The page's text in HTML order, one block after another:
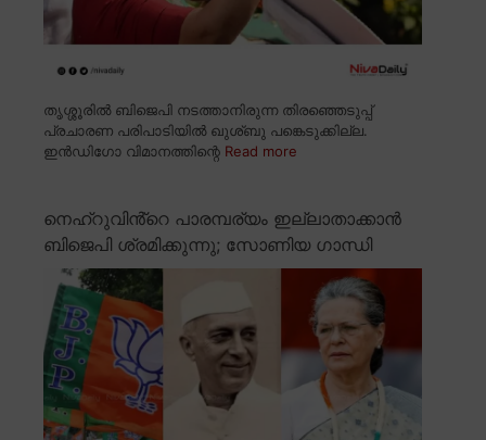
തൃശ്ശൂരിൽ ബിജെപി നടത്താനിരുന്ന തിരഞ്ഞെടുപ്പ്
പ്രചാരണ പരിപാടിയിൽ ഖുശ്ബു പങ്കെടുക്കില്ല.
ഇൻഡിഗോ വിമാനത്തിന്റെ Read more
നെഹ്റുവിൻ്റെ പാരമ്പര്യം ഇല്ലാതാക്കാൻ
ബിജെപി ശ്രമിക്കുന്നു; സോണിയ ഗാന്ധി